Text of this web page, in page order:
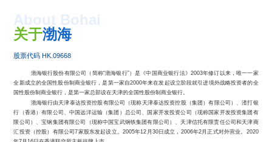
关于渤海
About Bohai
股票代码 HK.09668
渤海银行股份有限公司（简称“渤海银行”）是《中国商业银行法》2003年修订以来，唯一一家
全新成立的全国性股份制商业银行，是第一家自2000年来在发起设立阶段就引进境外战略投资者的全
国性股份制商业银行，是第一家总部设在天津的全国性股份制商业银行。
渤海银行由天津泰达投资控股有限公司
（现称天津泰达投资控股（集团）有限公司）
、渣打银
行（香港）有限公司、中国远洋运输（集团）总公司、国家开发投资公司（现称国家开发投资集团有
限公司）、宝钢集团有限公司（现称中国宝武钢铁集团有限公司）、天津信托有限责任公司和天津商
汇投资（控股）有限公司7家股东发起设立。2005年12月30日成立，2006年2月正式对外营业。2020